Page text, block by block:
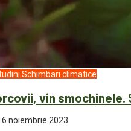
Schimbari climatice
vin
noiembrie 2023